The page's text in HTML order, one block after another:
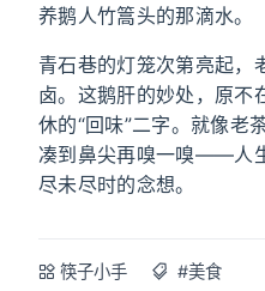
养鹅人竹篙头的那滴水。
青石巷的灯笼次第亮起，
卤。这鹅肝的妙处，原不
休的“回味”二字。就像老
凑到鼻尖再嗅一嗅——人
尽未尽时的念想。
筷子小手 #美食